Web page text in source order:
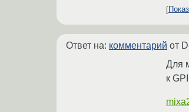
Ответ на: комментарий от
Для
к